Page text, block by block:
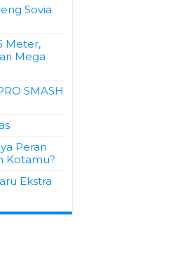
Sovia
Meter,
Mega
SMASH
Peran
Kotamu?
Ekstra